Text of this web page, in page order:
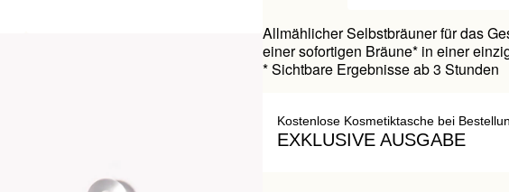
Allmählicher Selbstbräuner für das
einer sofortigen Bräune* in einer
* Sichtbare Ergebnisse ab 3 Stunden
Kostenlose Kosmetiktasche bei
EXKLUSIVE AUSGABE